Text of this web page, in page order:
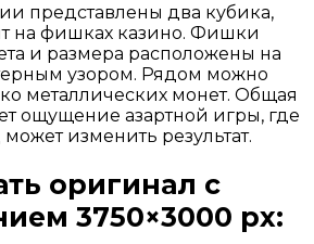
представлены два кубика,
на фишках казино. Фишки
и размера расположены на
узором. Рядом можно
металлических монет. Общая
ощущение азартной игры, где
изменить результат.
оригинал с
3750×3000 px: